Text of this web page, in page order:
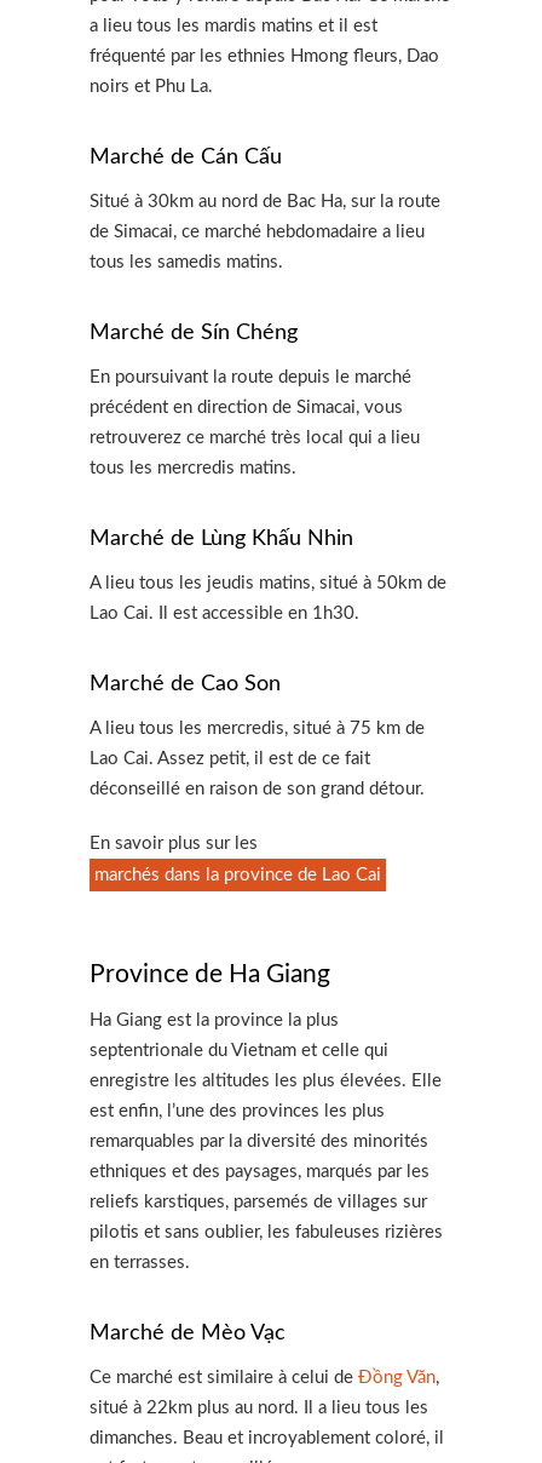
a lieu tous les mardis matins et il est
fréquenté par les ethnies Hmong fleurs, Dao
noirs et Phu La.
Marché de Cán Cấu
Situé à 30km au nord de Bac Ha, sur la route
de Simacai, ce marché hebdomadaire a lieu
tous les samedis matins.
Marché de Sín Chéng
En poursuivant la route depuis le marché
précédent en direction de Simacai, vous
retrouverez ce marché très local qui a lieu
tous les mercredis matins.
Marché de Lùng Khấu Nhin
A lieu tous les jeudis matins, situé à 50km de
Lao Cai. Il est accessible en 1h30.
Marché de Cao Son
A lieu tous les mercredis, situé à 75 km de
Lao Cai. Assez petit, il est de ce fait
déconseillé en raison de son grand détour.
En savoir plus sur les
marchés dans la province de Lao Cai
Province de Ha Giang
Ha Giang est la province la plus
septentrionale du Vietnam et celle qui
enregistre les altitudes les plus élevées. Elle
est enfin, l’une des provinces les plus
remarquables par la diversité des minorités
ethniques et des paysages, marqués par les
reliefs karstiques, parsemés de villages sur
pilotis et sans oublier, les fabuleuses rizières
en terrasses.
Marché de Mèo Vạc
Ce marché est similaire à celui de Đồng Văn,
situé à 22km plus au nord. Il a lieu tous les
dimanches. Beau et incroyablement coloré, il